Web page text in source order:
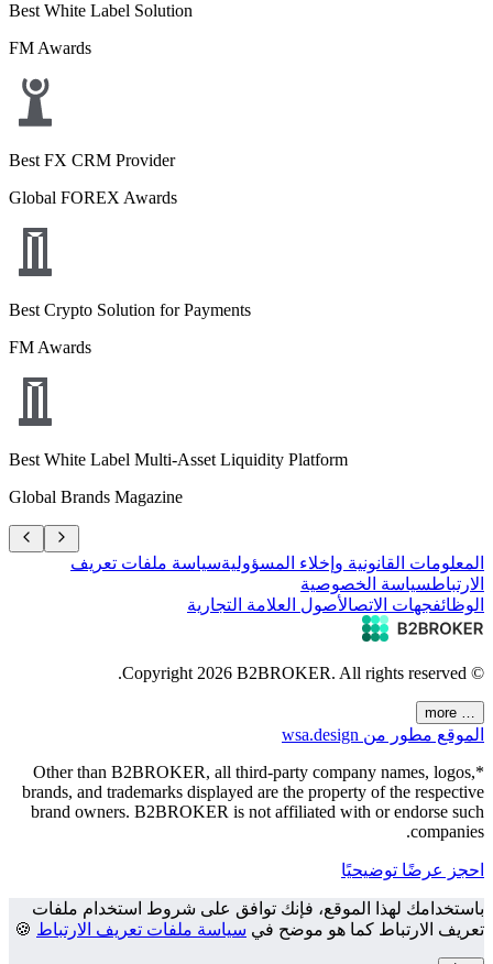
Best White Label Solution
FM Awards
Best FX CRM Provider
Global FOREX Awards
Best Crypto Solution for Payments
FM Awards
Best White Label Multi-Asset Liquidity Platform
Global Brands Magazine
المعلومات القانونية وإخلاء المسؤوليةسياسة ملفات تعريف
الارتباطسياسة الخصوصية
الوظائفجهات الاتصالأصول العلامة التجارية
© Copyright
2026 B2BROKER. All rights reserved.
… more
الموقع مطور من wsa.design
*Other than B2BROKER, all third-party company names, logos,
brands, and trademarks displayed are the property of the respective
brand owners. B2BROKER is not affiliated with or endorse such
companies.
احجز عرضًا توضيحيًا
باستخدامك لهذا الموقع، فإنك توافق على شروط استخدام ملفات
تعريف الارتباط كما هو موضح في سياسة ملفات تعريف الارتباط 🍪